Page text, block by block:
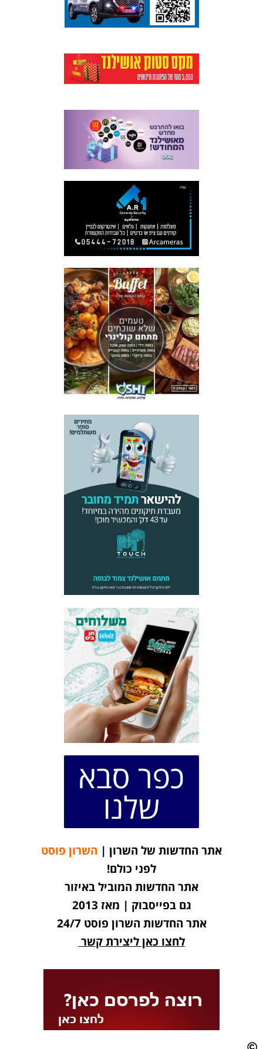
כפר סבא
שלנו
אתר החדשות של השרון | השרון פוסט
לפני כולם!
אתר החדשות המוביל באיזור
גם בפייסבוק | מאז 2013
אתר החדשות השרון פוסט 24/7
לחצו כאן ליצירת קשר